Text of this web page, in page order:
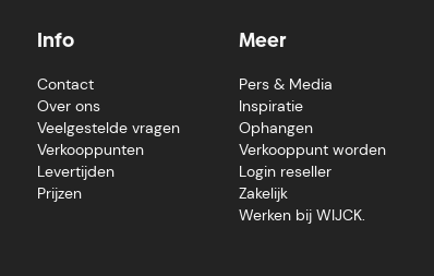
Info
Contact
Over ons
Veelgestelde vragen
Verkooppunten
Levertijden
Prijzen
Meer
Pers & Media
Inspiratie
Ophangen
Verkooppunt worden
Login reseller
Zakelijk
Werken bij WIJCK.